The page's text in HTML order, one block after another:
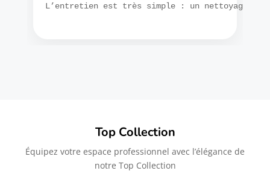
L’entretien est très simple : un nettoyage
Top Collection
Équipez votre espace professionnel avec l’élégance de
notre Top Collection